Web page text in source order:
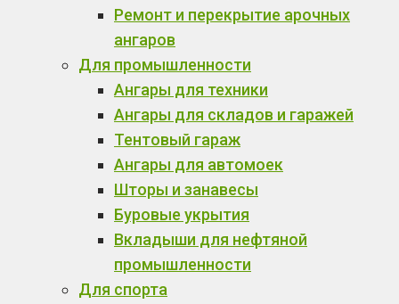
Ремонт и перекрытие арочных
ангаров
Для промышленности
Ангары для техники
Ангары для складов и гаражей
Тентовый гараж
Ангары для автомоек
Шторы и занавесы
Буровые укрытия
Вкладыши для нефтяной
промышленности
Для спорта